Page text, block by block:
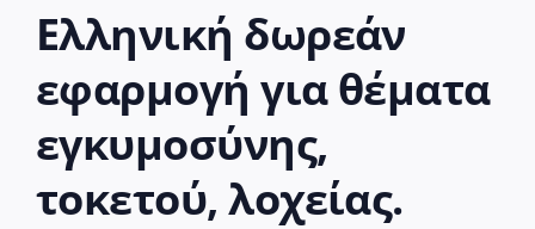
Ελληνική δωρεάν
εφαρμογή για θέματα
εγκυμοσύνης,
τοκετού, λοχείας.